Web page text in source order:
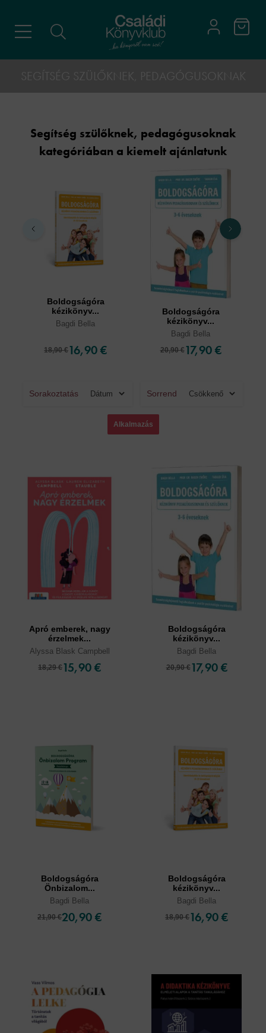
Segítség szülőknek, pedagógusoknak
kategóriában a kiemelt ajánlatunk
Boldogságóra
kézikönyv...
Bagdi Bella
18,90 €16,90 €
Boldogságóra
kézikönyv...
Bagdi Bella
20,90 € 17,90 €
Sorakoztatás Sorrend
Apró emberek, nagy
érzelmek...
Alyssa Blask Campbell
18,29 €15,90 €
Boldogságóra
kézikönyv...
Bagdi Bella
20,90 € 17,90 €
Boldogságóra
Önbizalom...
Bagdi Bella
21,90 €20,90 €
Boldogságóra
kézikönyv...
Bagdi Bella
18,90 €16,90 €